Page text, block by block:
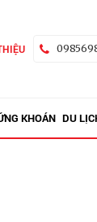
KHOÁN DU